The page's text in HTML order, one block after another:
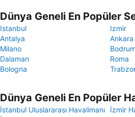
Dünya Geneli En Popüler
Istanbul
Izmir
Antalya
Ankara
Milano
Bodrum
Dalaman
Roma
Bologna
Dünya Geneli En Popüler
İstanbul Uluslararası Havalimanı
İzmir